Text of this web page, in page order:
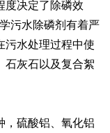
度决定了除磷效
污水除磷剂有着严
污水处理过程中使
石灰石以及复合絮
，硫酸铝、氧化铝